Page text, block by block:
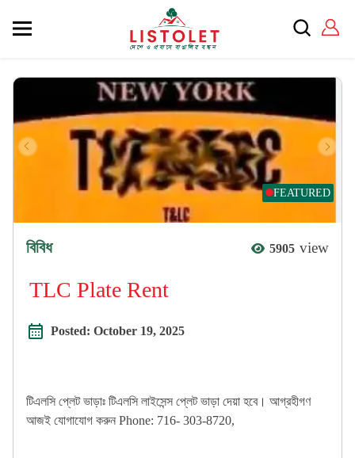
FEATURED
বিবিধ 5905 view
TLC Plate Rent
Posted: October 19, 2025
টিএলসি প্লেট ভাড়াঃ টিএলসি লাইসেন্স প্লেট ভাড়া দেয়া হবে। আগ্রহীগণ
আজই যোগাযোগ করুন Phone: 716- 303-8720,